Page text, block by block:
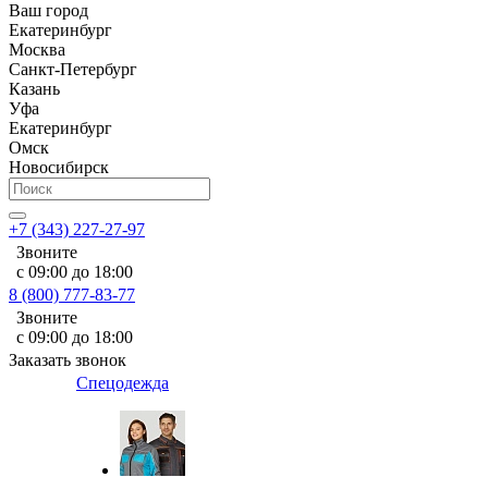
Ваш город
Екатеринбург
Москва
Санкт-Петербург
Казань
Уфа
Екатеринбург
Омск
Новосибирск
+7 (343) 227-27-97
Звоните
с 09:00 до 18:00
8 (800) 777-83-77
Звоните
с 09:00 до 18:00
Заказать звонок
Спецодежда